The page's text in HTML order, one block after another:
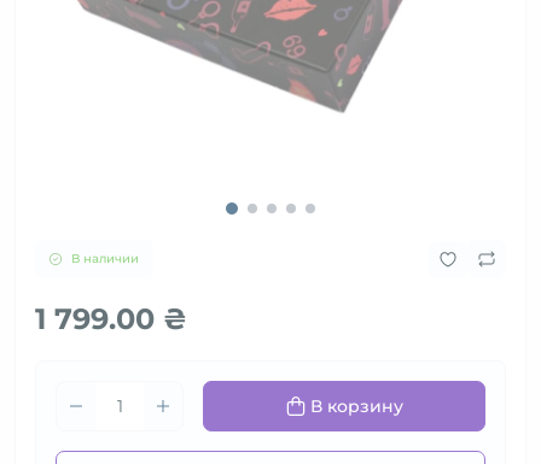
В наличии
1 799.00 ₴
В корзину